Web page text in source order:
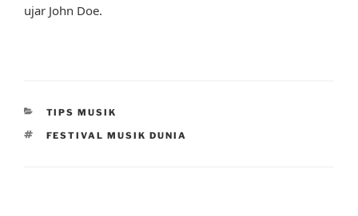
ujar John Doe.
CATEGORIES
TIPS MUSIK
TAGS
FESTIVAL MUSIK DUNIA